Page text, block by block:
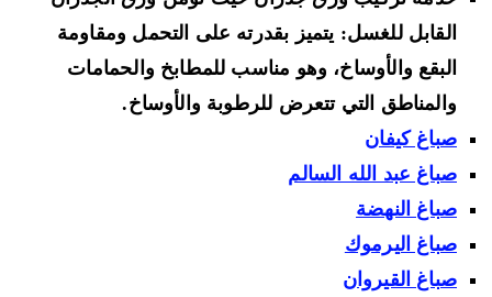
القابل للغسل: يتميز بقدرته على التحمل ومقاومة
البقع والأوساخ، وهو مناسب للمطابخ والحمامات
والمناطق التي تتعرض للرطوبة والأوساخ.
صباغ كيفان
صباغ عبد الله السالم
صباغ النهضة
صباغ اليرموك
صباغ القيروان